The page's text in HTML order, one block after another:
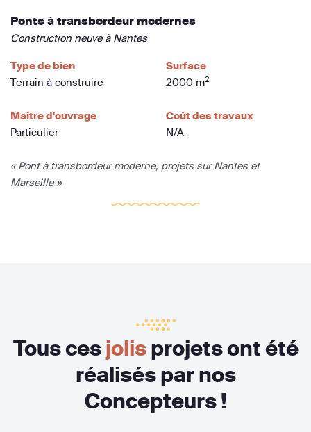
Ponts à transbordeur modernes
Construction neuve à Nantes
Type de bien
Terrain à construire
Surface
2000 m2
Maître d'ouvrage
Particulier
Coût des travaux
N/A
« Pont à transbordeur moderne, projets sur Nantes et
Marseille »
Tous cesjolisprojets ont été
réalisés par nos
Concepteurs !